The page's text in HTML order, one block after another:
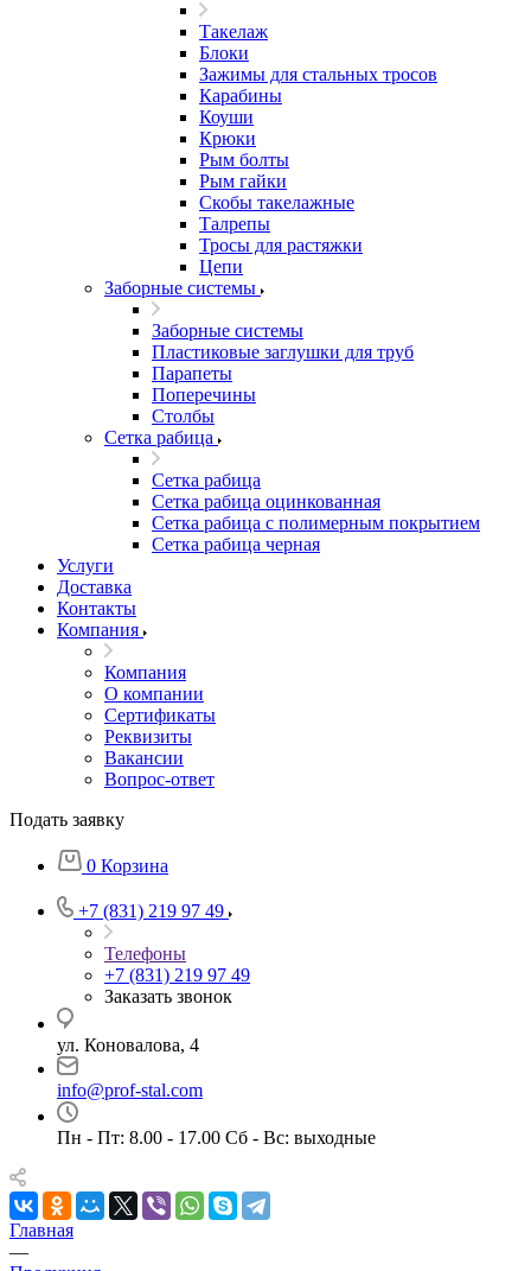
Такелаж
Блоки
Зажимы для стальных тросов
Карабины
Коуши
Крюки
Рым болты
Рым гайки
Скобы такелажные
Талрепы
Тросы для растяжки
Цепи
Заборные системы
Заборные системы
Пластиковые заглушки для труб
Парапеты
Поперечины
Столбы
Сетка рабица
Сетка рабица
Сетка рабица оцинкованная
Сетка рабица с полимерным покрытием
Сетка рабица черная
Услуги
Доставка
Контакты
Компания
Компания
О компании
Сертификаты
Реквизиты
Вакансии
Вопрос-ответ
Подать заявку
0 Корзина
+7 (831) 219 97 49
Телефоны
+7 (831) 219 97 49
Заказать звонок
ул. Коновалова, 4
info@prof-stal.com
Пн - Пт: 8.00 - 17.00 Сб - Вс: выходные
Главная
—